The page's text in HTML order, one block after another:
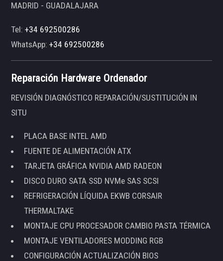
MADRID - GUADALAJARA
Tel:+34 692500286
WhatsApp:+34 692500286
Reparación Hardware Ordenador
REVISIÓN DIAGNÓSTICO REPARACIÓN/SUSTITUCIÓN IN
SITU
PLACA BASE INTEL AMD
FUENTE DE ALIMENTACIÓN ATX
TARJETA GRÁFICA NVIDIA AMD RADEON
DISCO DURO SATA SSD NVMe SAS SCSI
REFRIGERACIÓN LÍQUIDA EKWB CORSAIR
THERMALTAKE
MONTAJE CPU PROCESADOR CAMBIO PASTA TÉRMICA
MONTAJE VENTILADORES MODDING RGB
CONFIGURACIÓN ACTUALIZACIÓN BIOS